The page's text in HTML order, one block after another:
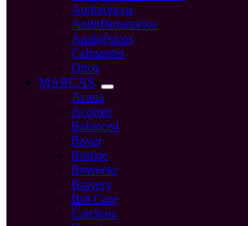
Antibióticos
Antinflamatorios
Analgésicos
Calmantes
Otros
MARCAS
Acana
Acomer
Balanced
Bayer
Bioline
Bravecto
Bravery
Brit Care
Catchow